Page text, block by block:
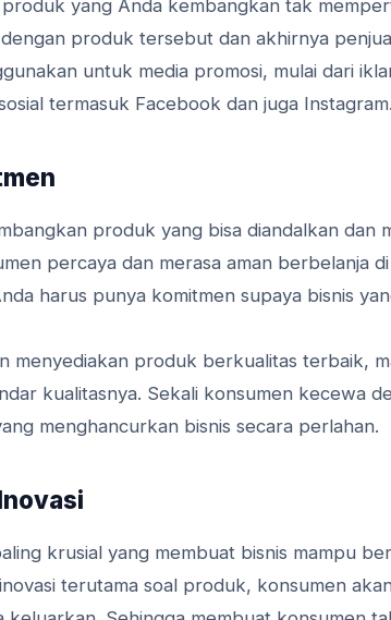
produk yang Anda kembangkan tak
produk tersebut dan akhirnya
untuk media promosi, mulai dari
termasuk Facebook dan juga Instagram.
produk yang bisa diandalkan dan
percaya dan merasa aman berbelanja
harus punya komitmen supaya bisnis
menyediakan produk berkualitas terbaik,
kualitasnya. Sekali konsumen kecewa
menghancurkan bisnis secara perlahan.
krusial yang membuat bisnis mampu
terutama soal produk, konsumen